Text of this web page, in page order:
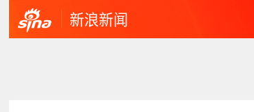
新浪新闻